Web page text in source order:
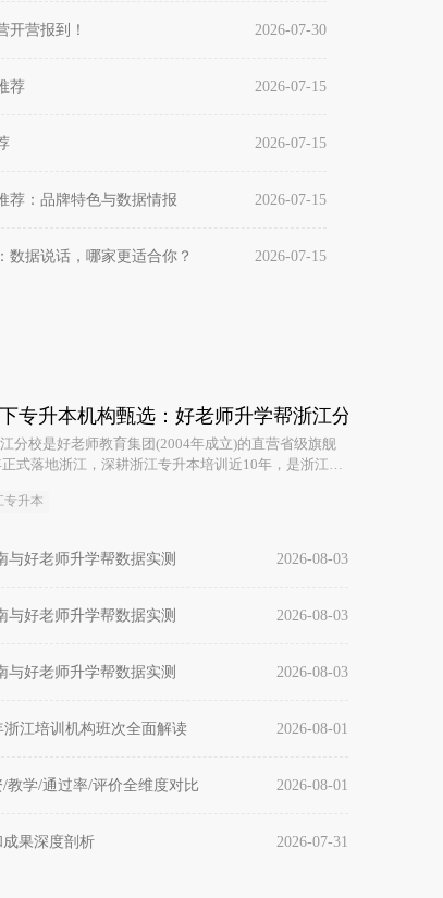
开营报到！ 2026-07-30
荐 2026-07-15
2026-07-15
荐：品牌特色与数据情报 2026-07-15
数据说话，哪家更适合你？ 2026-07-15
专升本机构甄选：好老师升学帮浙江分校全面介
分校是好老师教育集团(2004年成立)的直营省级旗舰
式落地浙江，深耕浙江专升本培训近10年，是浙江地
专升本
与好老师升学帮数据实测 2026-08-03
与好老师升学帮数据实测 2026-08-03
与好老师升学帮数据实测 2026-08-03
江培训机构班次全面解读 2026-08-01
教学/通过率/评价全维度对比 2026-08-01
果深度剖析 2026-07-31